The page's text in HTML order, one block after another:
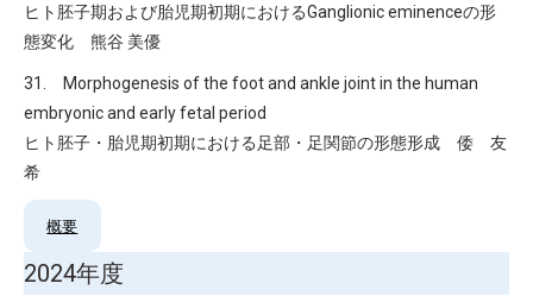
ヒト胚子期および胎児期初期におけるGanglionic eminenceの形
態変化 熊谷 美優
31. Morphogenesis of the foot and ankle joint in the human
embryonic and early fetal period
ヒト胚子・胎児期初期における足部・足関節の形態形成 倭 友
希
概要
2024年度